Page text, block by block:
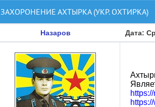
ЗАХОРОНЕНИЕ АХТЫРКА (УКР. ОХТИРКА)
Назаров Дата: